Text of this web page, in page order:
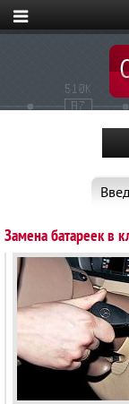
Замена батареек в